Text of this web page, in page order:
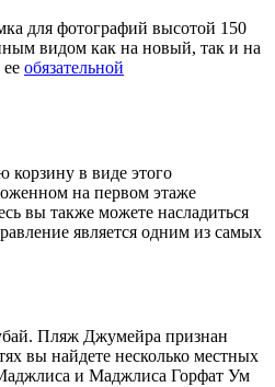
для фотографий высотой 150
видом как на новый, так и на
обязательной
корзину в виде этого
на первом этаже
вы также можете насладиться
является одним из самых
Пляж Джумейра признан
вы найдете несколько местных
и Маджлиса Горфат Ум